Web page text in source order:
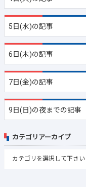
5日(水)の記事
6日(木)の記事
7日(金)の記事
9日(日)の夜までの記事
カテゴリアーカイブ